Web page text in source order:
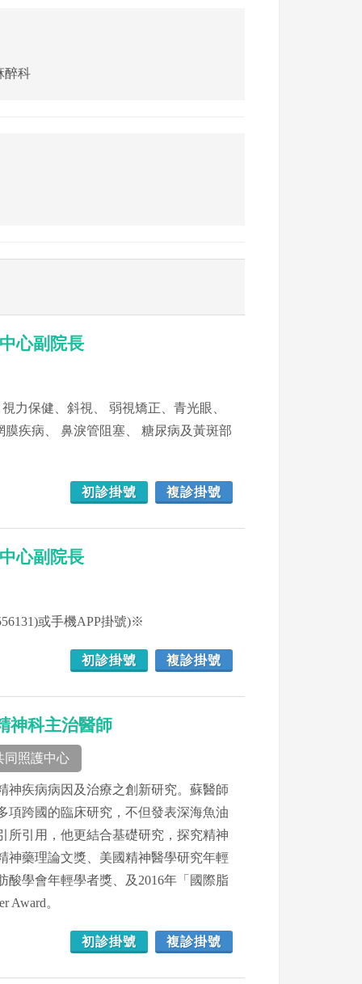
醉科
心副院長
力保健、斜視、 弱視矯正、青光眼、
疾病、 鼻淚管阻塞、 糖尿病及黃斑部
初診掛號 複診掛號
心副院長
或手機APP掛號)※
初診掛號 複診掛號
神科主治醫師
同照護中心
神疾病病因及治療之創新研究。蘇醫師
項跨國的臨床研究，不但發表深海魚油
所引用，他更結合基礎研究，探究精神
神藥理論文獎、美國精神醫學研究年輕
學會年輕學者獎、及2016年「國際脂
Award。
初診掛號 複診掛號